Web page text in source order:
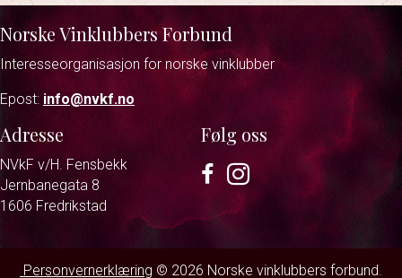
Norske Vinklubbers Forbund
Interesseorganisasjon for norske vinklubber
Epost: info@nvkf.no
Adresse
NVkF v/H. Fensbekk
Jernbanegata 8
1606 Fredrikstad
Følg oss
Facebook
Instagram
Personvernerklæring © 2026 Norske vinklubbers forbund.